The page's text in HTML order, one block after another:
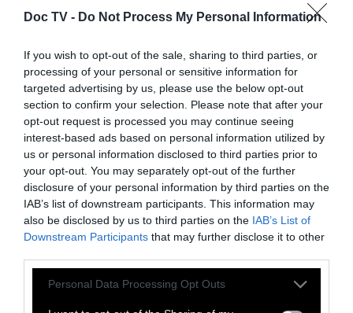
Doc TV - Do Not Process My Personal Information
If you wish to opt-out of the sale, sharing to third parties, or
processing of your personal or sensitive information for
targeted advertising by us, please use the below opt-out
section to confirm your selection. Please note that after your
opt-out request is processed you may continue seeing
interest-based ads based on personal information utilized by
us or personal information disclosed to third parties prior to
your opt-out. You may separately opt-out of the further
disclosure of your personal information by third parties on the
IAB’s list of downstream participants. This information may
also be disclosed by us to third parties on the IAB’s List of
Downstream Participants that may further disclose it to other
Personal Data Processing Opt Outs